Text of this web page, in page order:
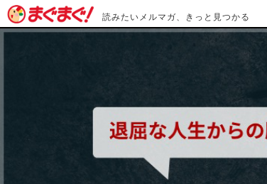
読みたいメルマガ、きっと見つかる